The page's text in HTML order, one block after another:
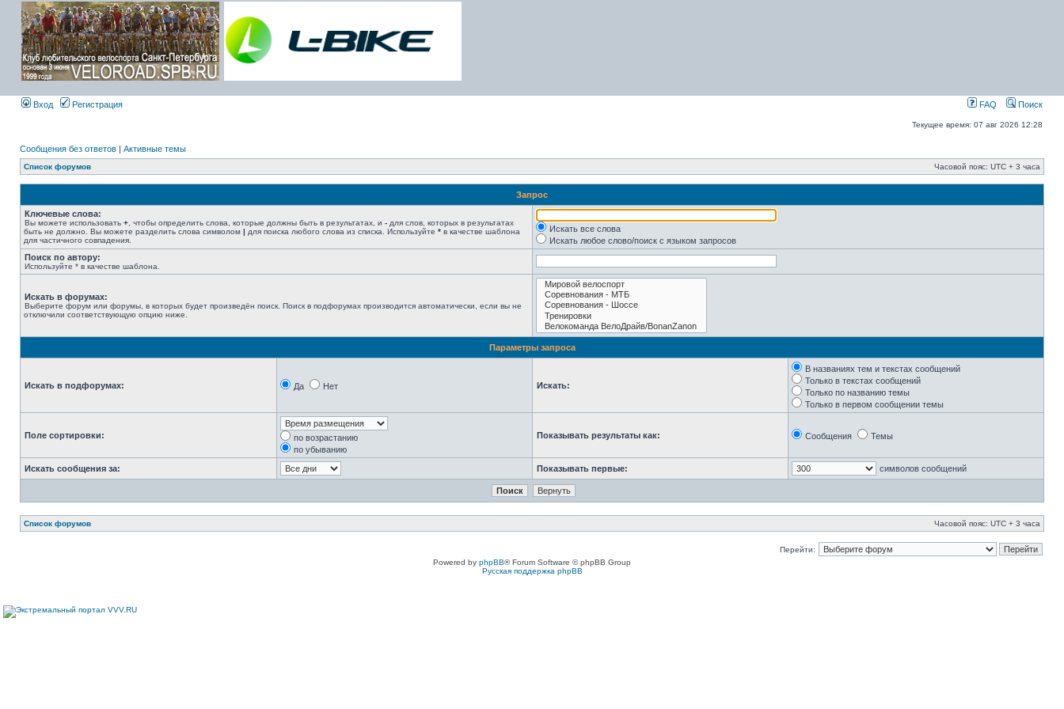
Вход Регистрация FAQ Поиск
Текущее время: 07 авг 2026 12:28
Сообщения без ответов | Активные темы
Список форумов Часовой пояс: UTC + 3 часа
Запрос
Ключевые слова:
Вы можете использовать + , чтобы определить слова, которые должны быть в результатах, и - для слов, которых в результатах
быть не должно. Вы можете разделить слова символом | для поиска любого слова из списка. Используйте * в качестве шаблона
для частичного совпадения.
Искать все слова
Искать любое слово/поиск с языком запросов
Поиск по автору:
Используйте * в качестве шаблона.
Искать в форумах:
Выберите форум или форумы, в которых будет произведён поиск. Поиск в подфорумах производится автоматически, если вы не
отключили соответствующую опцию ниже.
Параметры запроса
Искать в подфорумах: Да Нет Искать:
В названиях тем и текстах сообщений
Только в текстах сообщений
Только по названию темы
Только в первом сообщении темы
Поле сортировки:
по возрастанию
по убыванию
Показывать результаты как: Сообщения Темы
Искать сообщения за: Показывать первые: символов сообщений
Список форумов Часовой пояс: UTC + 3 часа
Перейти:
Powered by phpBB® Forum Software © phpBB Group
Русская поддержка phpBB